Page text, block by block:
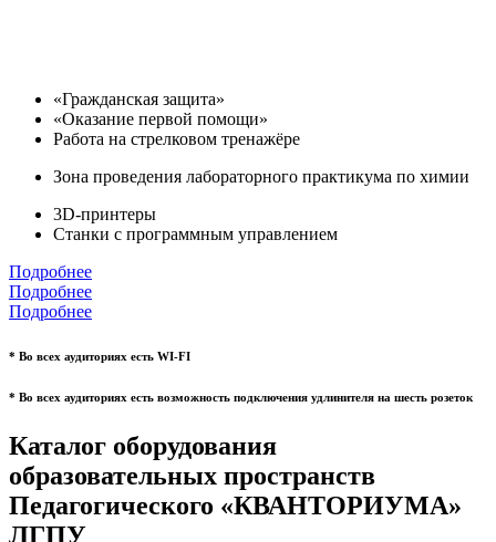
«Гражданская защита»
«Оказание первой помощи»
Работа на стрелковом тренажёре
Зона проведения лабораторного практикума по химии
3D-принтеры
Станки с программным управлением
Подробнее
Подробнее
Подробнее
* Во всех аудиториях есть WI-FI
* Во всех аудиториях есть возможность подключения удлинителя на шесть розеток
Каталог оборудования
образовательных пространств
Педагогического «КВАНТОРИУМА»
ЛГПУ